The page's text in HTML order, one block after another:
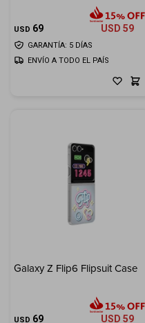
USD 69 USD 59
GARANTÍA: 5 DÍAS
ENVÍO A TODO EL PAÍS
Galaxy Z Flip6 Flipsuit Case
USD 69 USD 59